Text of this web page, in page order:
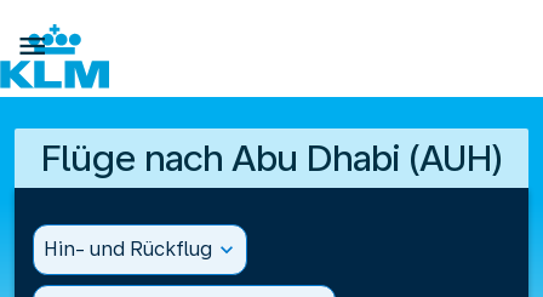

Flüge nach Abu Dhabi (AUH)
Hin- und Rückflug expand_more